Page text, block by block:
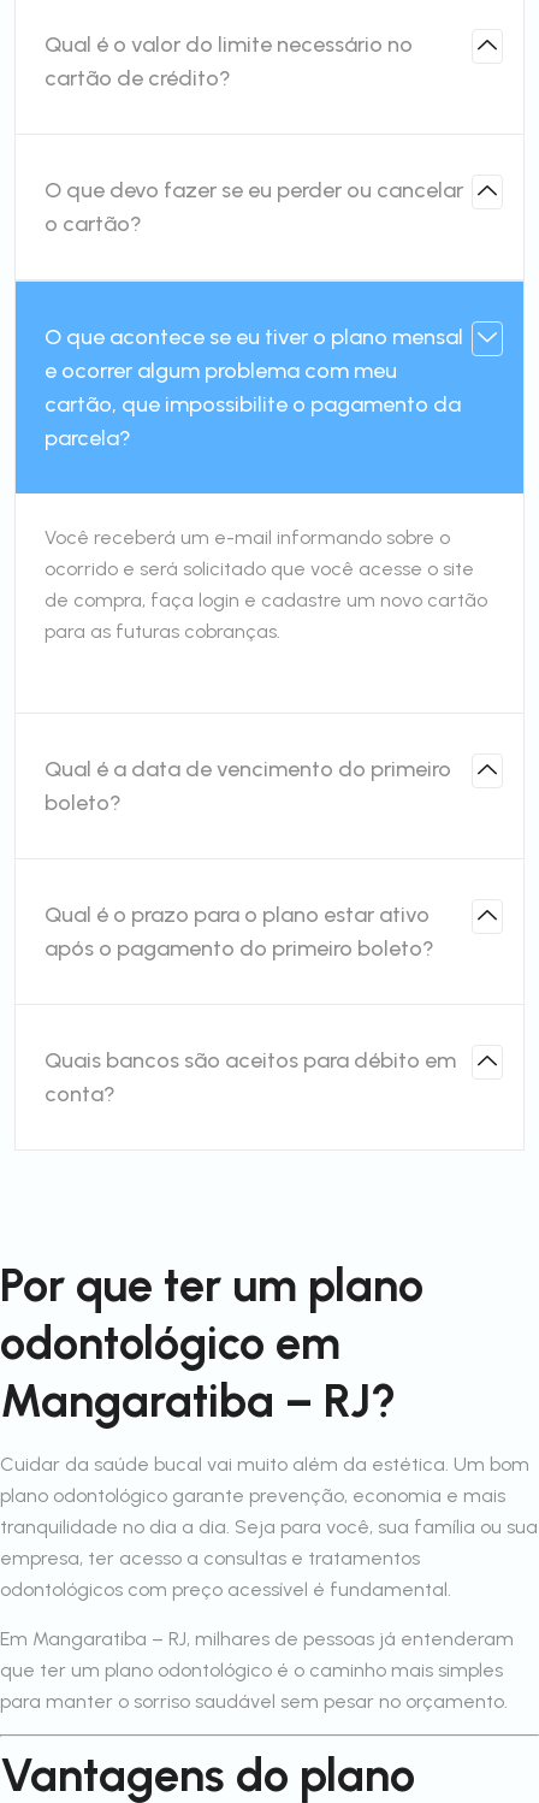
Qual é o valor do limite necessário no
cartão de crédito?
O que devo fazer se eu perder ou cancelar
o cartão?
O que acontece se eu tiver o plano mensal
e ocorrer algum problema com meu
cartão, que impossibilite o pagamento da
parcela?
Você receberá um e-mail informando sobre o
ocorrido e será solicitado que você acesse o site
de compra, faça login e cadastre um novo cartão
para as futuras cobranças.
Qual é a data de vencimento do primeiro
boleto?
Qual é o prazo para o plano estar ativo
após o pagamento do primeiro boleto?
Quais bancos são aceitos para débito em
conta?
Por que ter um plano
odontológico em
Mangaratiba – RJ?
Cuidar da saúde bucal vai muito além da estética. Um bom
plano odontológico garante prevenção, economia e mais
tranquilidade no dia a dia. Seja para você, sua família ou sua
empresa, ter acesso a consultas e tratamentos
odontológicos com preço acessível é fundamental.
Em Mangaratiba – RJ, milhares de pessoas já entenderam
que ter um plano odontológico é o caminho mais simples
para manter o sorriso saudável sem pesar no orçamento.
Vantagens do plano